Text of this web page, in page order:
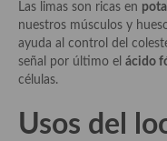
Masas elaboradas con
Plato principal
Aves
Carne
Las limas son ricas en
nuestros músculos y
ayuda al control del
señal por último el ácido
células.
Usos del